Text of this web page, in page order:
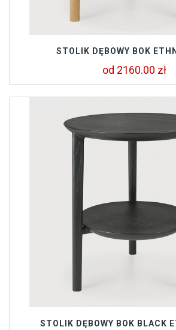
STOLIK DĘBOWY BOK
od 2160.00 zł
STOLIK DĘBOWY BOK BLACK